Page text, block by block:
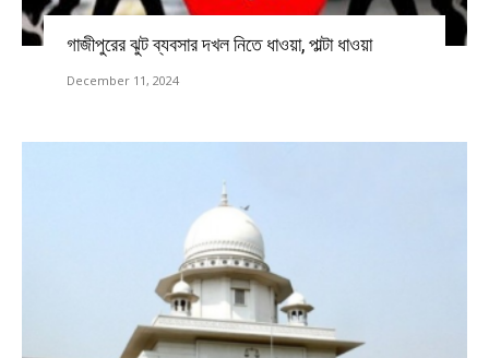
গাজীপুরের ঝুট ব্যবসার দখল নিতে ধাওয়া, পাল্টা ধাওয়া
December 11, 2024